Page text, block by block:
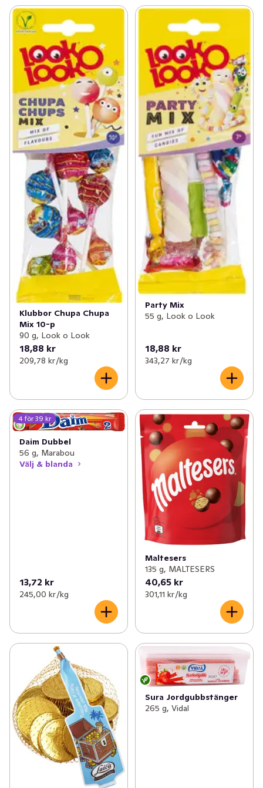
Klubbor Chupa Chupa
Mix 10-p
90 g, Look o Look
18,88 kr
209,78 kr /kg
Party Mix
55 g, Look o Look
18,88 kr
343,27 kr /kg
4 för 39 kr
Daim Dubbel
56 g, Marabou
Välj & blanda
13,72 kr
245,00 kr /kg
Maltesers
135 g, MALTESERS
40,65 kr
301,11 kr /kg
Sura Jordgubbstänger
265 g, Vidal